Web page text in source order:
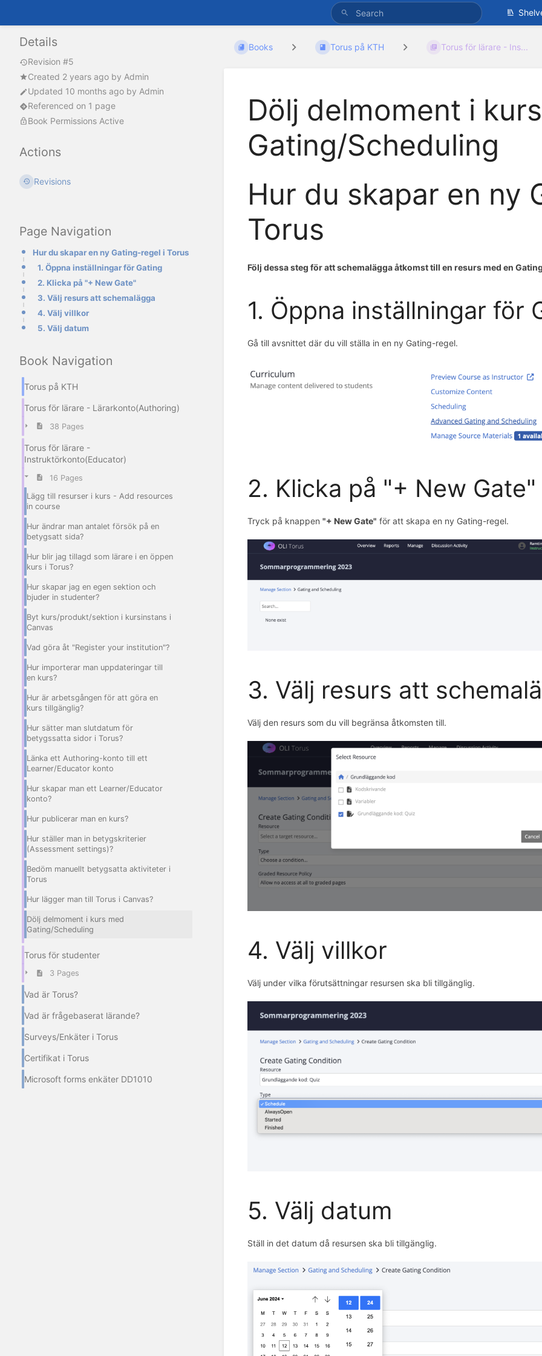
Page Navigation
Hur du skapar en ny Gating-regel i Torus
1. Öppna inställningar för Gating
2. Klicka på "+ New Gate"
3. Välj resurs att schemalägga
4. Välj villkor
5. Välj datum
Book Navigation
Torus på KTH
Torus för lärare - Lärarkonto(Authoring)
38 Pages
Torus för lärare -
Instruktörkonto(Educator)
16 Pages
Lägg till resurser i kurs - Add resources
in course
Hur ändrar man antalet försök på en
betygsatt sida?
Hur blir jag tillagd som lärare i en öppen
kurs i Torus?
Hur skapar jag en egen sektion och
bjuder in studenter?
Byt kurs/produkt/sektion i kursinstans i
Canvas
Vad göra åt "Register your institution"?
Hur importerar man uppdateringar till
en kurs?
Hur är arbetsgången för att göra en
kurs tillgänglig?
Hur sätter man slutdatum för
betygssatta sidor i Torus?
Länka ett Authoring-konto till ett
Learner/Educator konto
Hur skapar man ett Learner/Educator
konto?
Hur publicerar man en kurs?
Hur ställer man in betygskriterier
(Assessment settings)?
Bedöm manuellt betygsatta aktiviteter i
Torus
Hur lägger man till Torus i Canvas?
Dölj delmoment i kurs med
Gating/Scheduling
Torus för studenter
3 Pages
Vad är Torus?
Vad är frågebaserat lärande?
Surveys/Enkäter i Torus
Certifikat i Torus
Microsoft forms enkäter DD1010
Books Torus på KTH Torus för lärare - Ins...
Dölj delmoment i
Gating/Scheduling
Hur du skapar en ny
Torus
Följ dessa steg för att schemalägga åtkomst till en resurs med en
1. Öppna inställningar för
Gå till avsnittet där du vill ställa in en ny Gating-regel.
2. Klicka på "+ New Gate"
Tryck på knappen "+ New Gate" för att skapa en ny Gating-regel.
3. Välj resurs att
Välj den resurs som du vill begränsa åtkomsten till.
4. Välj villkor
Välj under vilka förutsättningar resursen ska bli tillgänglig.
5. Välj datum
Ställ in det datum då resursen ska bli tillgänglig.
Details
Revision #5
Created 2 years ago by Admin
Updated 10 months ago by Admin
Referenced on 1 page
Book Permissions Active
Actions
Revisions